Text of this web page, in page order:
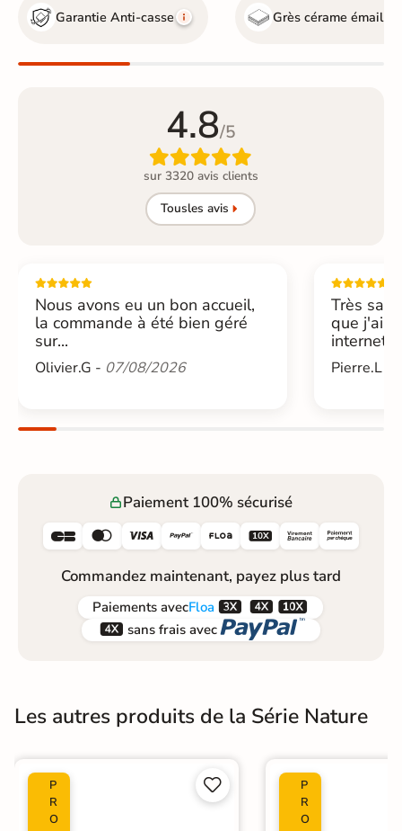
Garantie Anti-casse Grès cérame émaillé
4.8/5

sur 3320 avis clients
Tousles avis
Nous avons eu un bon accueil,
la commande à été bien géré
sur...
Olivier.G - 07/08/2026
Très
que j'ai
internet....
Pierre.L -
Paiement 100% sécurisé
     
Commandez maintenant, payez plus tard
Paiements avecFloa  
 sans frais avec 
Les autres produits de la Série Nature
P
R
O


P
R
O